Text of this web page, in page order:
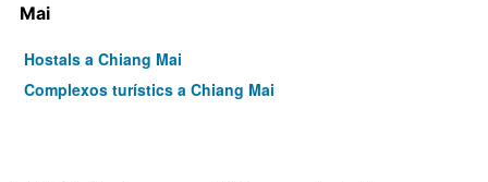
Mai
Hostals a Chiang Mai
Complexos turístics a Chiang Mai